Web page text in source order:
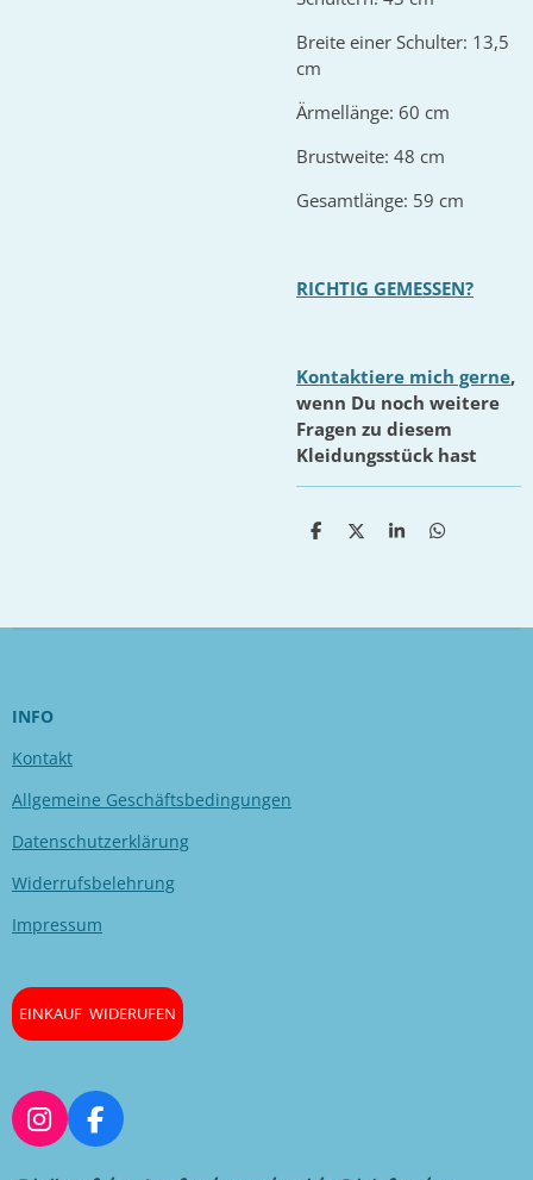
Breite einer Schulter: 13,5
cm
Ärmellänge: 60 cm
Brustweite: 48 cm
Gesamtlänge: 59 cm
RICHTIG GEMESSEN?
Kontaktiere mich gerne,
wenn Du noch weitere
Fragen zu diesem
Kleidungsstück hast
T
n
T
n
T
n
T
n
INFO
Kontakt
Allgemeine Geschäftsbedingungen
Datenschutzerklärung
Widerrufsbelehrung
Impressum
EINKAUF WIDERUFEN
I
n
F
a